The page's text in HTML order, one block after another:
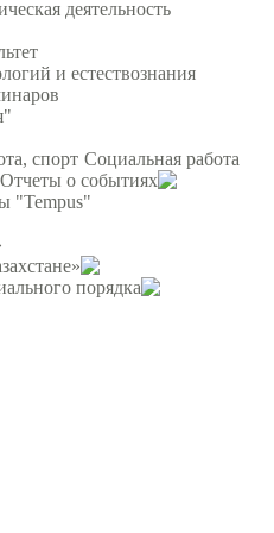
деятельность
и естествознания
спорт Социальная работа
Отчеты о событиях
"Tempus"
порядка